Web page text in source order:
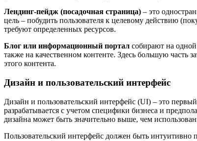
Лендинг-пейдж (посадочная страница) – это
цель – побудить пользователя к целевому действию
требуют определенных ресурсов.
Блог или информационный портал собирают на
также на качественном контенте. Здесь большую часть
этого контента.
Дизайн и пользовательский интерфейс
Дизайн и пользовательский интерфейс (UI) – это
разрабатывается с учетом специфики бизнеса и
дизайна может быть значительно выше, чем
Пользовательский интерфейс должен быть интуитивно